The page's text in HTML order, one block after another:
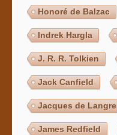
Honoré de Balzac
Indrek Hargla
J. R. R. Tolkien
Jack Canfield
Jacques de Langre
James Redfield